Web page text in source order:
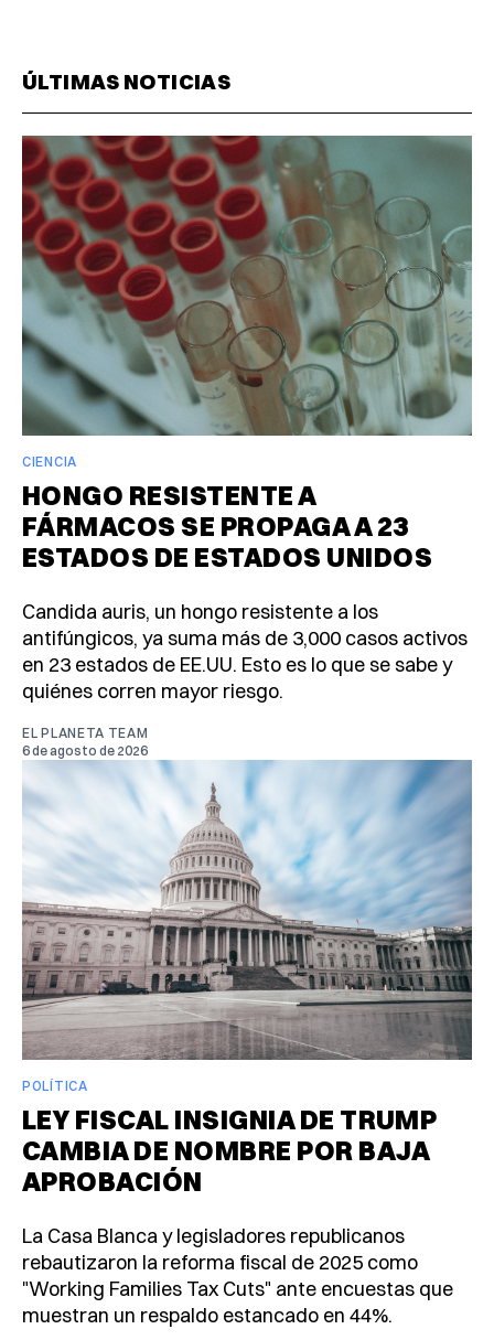
ÚLTIMAS NOTICIAS
CIENCIA
HONGO RESISTENTE A
FÁRMACOS SE PROPAGA A 23
ESTADOS DE ESTADOS UNIDOS
Candida auris, un hongo resistente a los
antifúngicos, ya suma más de 3,000 casos activos
en 23 estados de EE.UU. Esto es lo que se sabe y
quiénes corren mayor riesgo.
EL PLANETA TEAM
6 de agosto de 2026
POLÍTICA
LEY FISCAL INSIGNIA DE TRUMP
CAMBIA DE NOMBRE POR BAJA
APROBACIÓN
La Casa Blanca y legisladores republicanos
rebautizaron la reforma fiscal de 2025 como
"Working Families Tax Cuts" ante encuestas que
muestran un respaldo estancado en 44%.